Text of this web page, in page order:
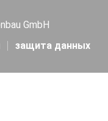
GmbH
защита данных